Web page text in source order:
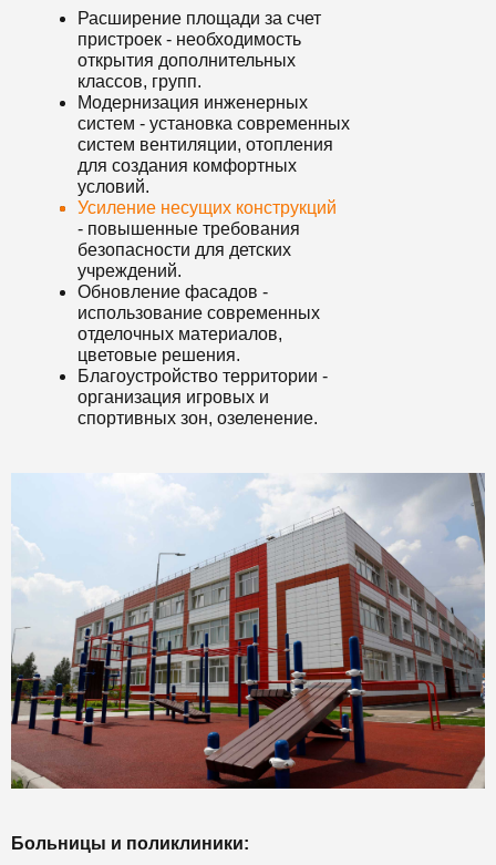
Расширение площади за счет
пристроек - необходимость
открытия дополнительных
классов, групп.
Модернизация инженерных
систем - установка современных
систем вентиляции, отопления
для создания комфортных
условий.
Усиление несущих конструкций
- повышенные требования
безопасности для детских
учреждений.
Обновление фасадов -
использование современных
отделочных материалов,
цветовые решения.
Благоустройство территории -
организация игровых и
спортивных зон, озеленение.
Больницы и поликлиники: